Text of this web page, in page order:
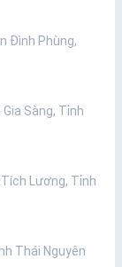
Đình Phùng,
Sàng, Tỉnh
Lương, Tỉnh
Thái Nguyên